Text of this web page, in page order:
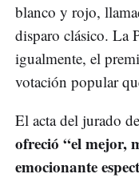
blanco y rojo,
disparo clásico. La
igualmente, el
votación popular
El acta del jurado
ofreció “el mejor,
emocionante